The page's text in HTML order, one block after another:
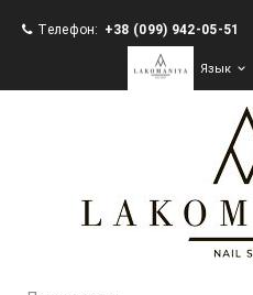
Телефон: +38 (099) 942-05-51
Язык 